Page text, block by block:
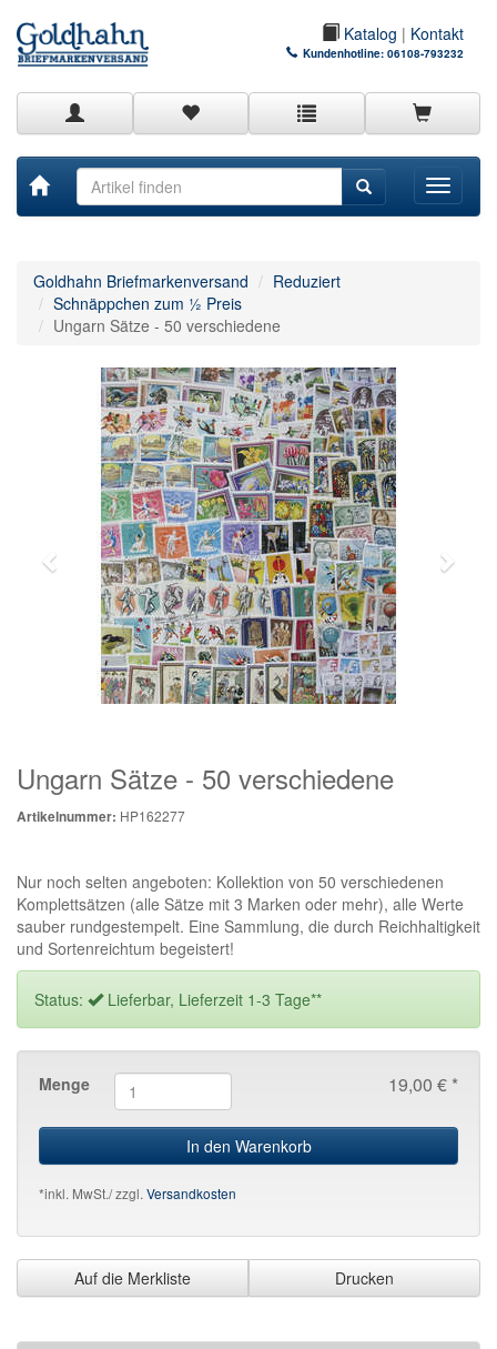
Katalog | Kontakt
Kundenhotline: 06108-793232
Toggle
Goldhahn Briefmarkenversand
Reduziert
Schnäppchen zum ½ Preis
Ungarn Sätze - 50 verschiedene
Ungarn Sätze - 50 verschiedene
Artikelnummer: HP162277
Nur noch selten angeboten: Kollektion von 50 verschiedenen
Komplettsätzen (alle Sätze mit 3 Marken oder mehr), alle Werte
sauber rundgestempelt. Eine Sammlung, die durch Reichhaltigkeit
und Sortenreichtum begeistert!
Status: Lieferbar, Lieferzeit 1-3 Tage**
19,00 € *
Menge
In den Warenkorb
*inkl. MwSt./ zzgl.Versandkosten
Auf die Merkliste Drucken